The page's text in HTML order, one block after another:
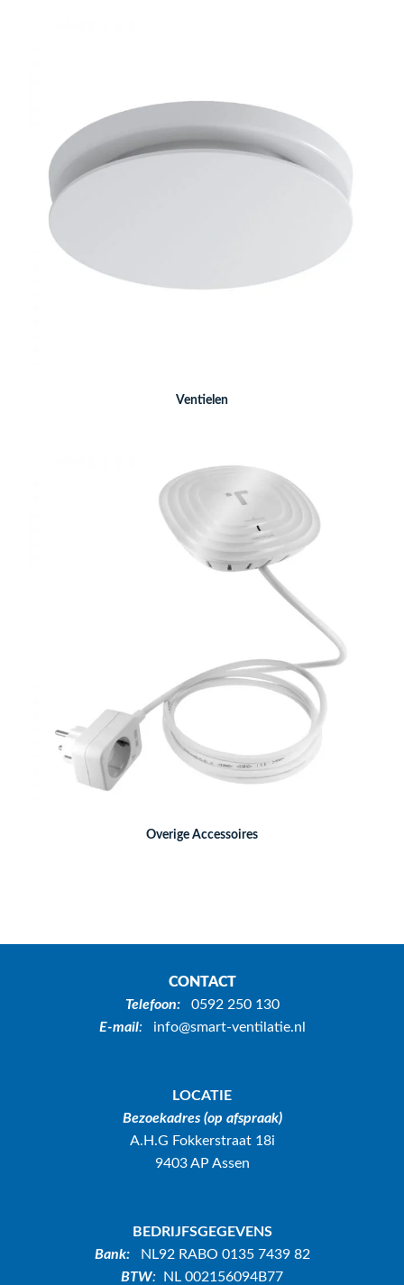
Ventielen
Overige Accessoires
CONTACT
Telefoon:
0592 250 130
E-mail: info@smart-ventilatie.nl
LOCATIE
Bezoekadres (op afspraak)
A.H.G Fokkerstraat 18i
9403 AP Assen
BEDRIJFSGEGEVENS
Bank:
NL92 RABO 0135 7439 82
BTW: NL 002156094B77